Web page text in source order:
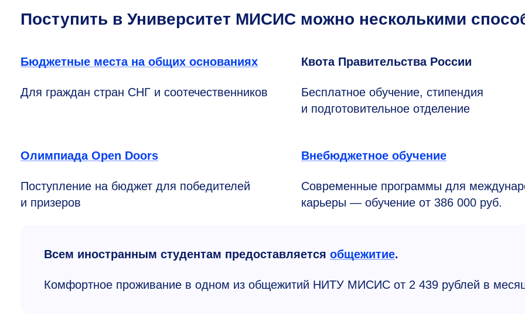
Поступить в Университет МИСИС можно несколькими
Бюджетные места на общих основаниях
Для граждан стран СНГ и соотечественников
Квота Правительства России
Бесплатное обучение, стипендия
и подготовительное отделение
Олимпиада Open Doors
Поступление на бюджет для победителей
и призеров
Внебюджетное обучение
Современные программы для
карьеры — обучение от 386 000 руб.
Всем иностранным студентам предоставляется общежитие.
Комфортное проживание в одном из общежитий НИТУ МИСИС от 2 439 рублей в